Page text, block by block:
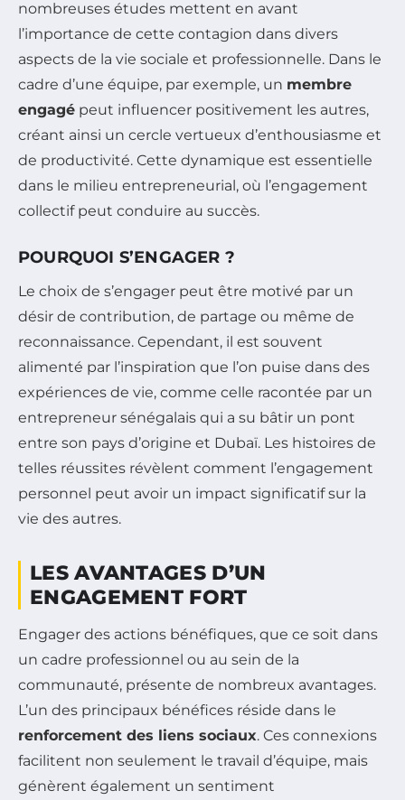
nombreuses études mettent en avant
l’importance de cette contagion dans divers
aspects de la vie sociale et professionnelle. Dans le
cadre d’une équipe, par exemple, un membre
engagé peut influencer positivement les autres,
créant ainsi un cercle vertueux d’enthousiasme et
de productivité. Cette dynamique est essentielle
dans le milieu entrepreneurial, où l’engagement
collectif peut conduire au succès.
POURQUOI S’ENGAGER ?
Le choix de s’engager peut être motivé par un
désir de contribution, de partage ou même de
reconnaissance. Cependant, il est souvent
alimenté par l’inspiration que l’on puise dans des
expériences de vie, comme celle racontée par un
entrepreneur sénégalais qui a su bâtir un pont
entre son pays d’origine et Dubaï. Les histoires de
telles réussites révèlent comment l’engagement
personnel peut avoir un impact significatif sur la
vie des autres.
LES AVANTAGES D’UN
ENGAGEMENT FORT
Engager des actions bénéfiques, que ce soit dans
un cadre professionnel ou au sein de la
communauté, présente de nombreux avantages.
L’un des principaux bénéfices réside dans le
renforcement des liens sociaux. Ces connexions
facilitent non seulement le travail d’équipe, mais
génèrent également un sentiment